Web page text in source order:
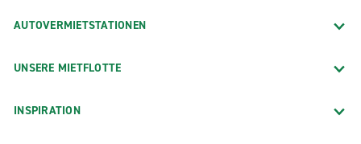
AUTOVERMIETSTATIONEN
UNSERE MIETFLOTTE
INSPIRATION